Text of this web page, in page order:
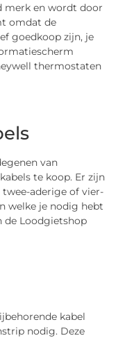
merk en wordt door
omdat de
goedkoop zijn, je
thermostaten
van
te koop. Er zijn
aderige of vier-
welke je nodig hebt
de Loodgietshop
kabel
nodig. Deze